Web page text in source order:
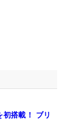
搭載！ ブリ